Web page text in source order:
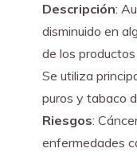
Descripción:
disminuido en
de los
Se utiliza
puros y tabaco
Riesgos:
enfermedades